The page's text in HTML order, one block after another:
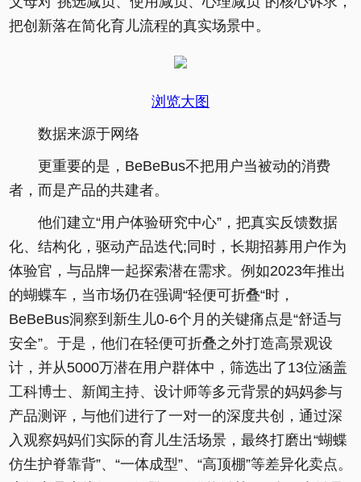
把创新落在简化育儿流程的真实场景中。
浏览大图
数据来源于网络
更重要的是，BeBeBus不把用户当被动的消费
者，而是产品的共建者。
他们建立“用户体验研究中心”，把真实反馈数据
化、结构化，驱动产品迭代;同时，长期招募用户作为
体验官，与品牌一起探索潜在需求。例如2023年推出
的蝴蝶车，当市场仍在强调“轻便可折叠“时，
BeBeBus洞察到新生儿0-6个月的关键痛点是“舒适与
安全”。于是，他们在轻便可折叠之外打造高景观设
计，并从5000万潜在用户群体中，筛选出了13位涵盖
工科博士、新闻主持、设计师等多元背景的妈妈参与
产品测评，与他们进行了一对一的深度共创，通过深
入观察妈妈们实际的育儿生活场景，最终打磨出“蝴蝶
仿生护脊靠背”、“一体成型”、“高顶棚”等差异化卖点。